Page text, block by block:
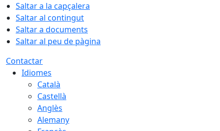
Saltar a la capçalera
Saltar al contingut
Saltar a documents
Saltar al peu de pàgina
Contactar
Idiomes
Català
Castellà
Anglès
Alemany